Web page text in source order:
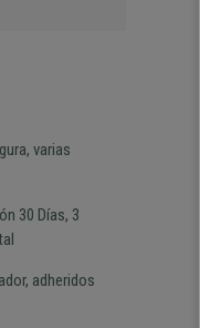
Excelente relacion
calidad precio Plazo de
varias
30 Días, 3
adheridos